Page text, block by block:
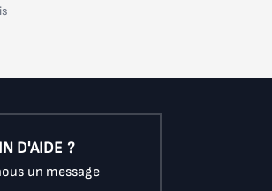
D'AIDE ?
un message